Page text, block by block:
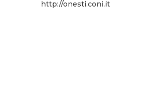
http://onesti.coni.it